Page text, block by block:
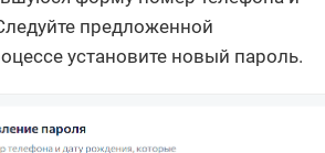
предложенной
установите новый пароль.